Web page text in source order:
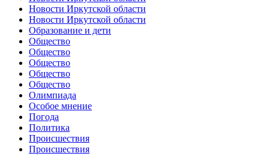
Новости Иркутской области
Новости Иркутской области
Образование и дети
Общество
Общество
Общество
Общество
Общество
Олимпиада
Особое мнение
Погода
Политика
Происшествия
Происшествия